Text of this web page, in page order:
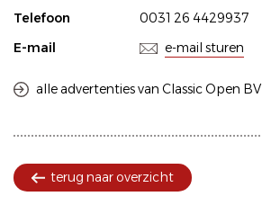
Telefoon
0031 26 4429937
E-mail
e-mail sturen
alle advertenties van Classic Open BV
terug naar overzicht